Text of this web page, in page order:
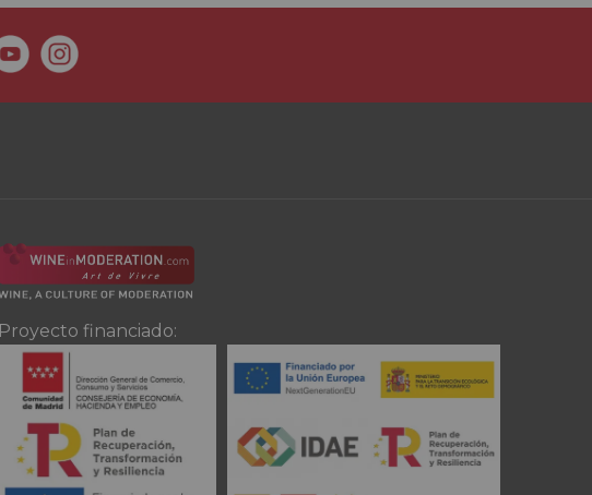
Proyecto financiado: